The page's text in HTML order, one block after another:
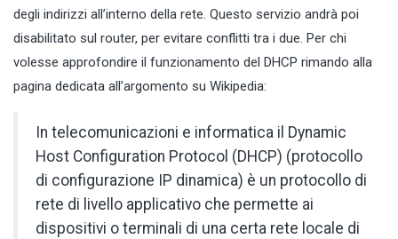
degli indirizzi all’interno della rete. Questo servizio andrà poi
disabilitato sul router, per evitare conflitti tra i due. Per chi
volesse approfondire il funzionamento del DHCP rimando alla
pagina dedicata all’argomento su Wikipedia:
In telecomunicazioni e informatica il Dynamic
Host Configuration Protocol (DHCP) (protocollo
di configurazione IP dinamica) è un protocollo di
rete di livello applicativo che permette ai
dispositivi o terminali di una certa rete locale di